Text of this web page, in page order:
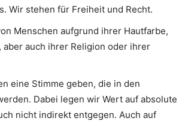
Wir stehen für Freiheit und Recht.
Menschen aufgrund ihrer Hautfarbe,
auch ihrer Religion oder ihrer
eine Stimme geben, die in den
Dabei legen wir Wert auf absolute
nicht indirekt entgegen. Auch auf